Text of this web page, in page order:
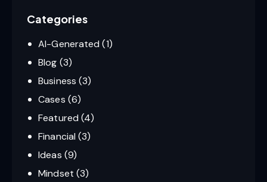
Categories
AI-Generated (1)
Blog (3)
Business (3)
Cases (6)
Featured (4)
Financial (3)
Ideas (9)
Mindset (3)